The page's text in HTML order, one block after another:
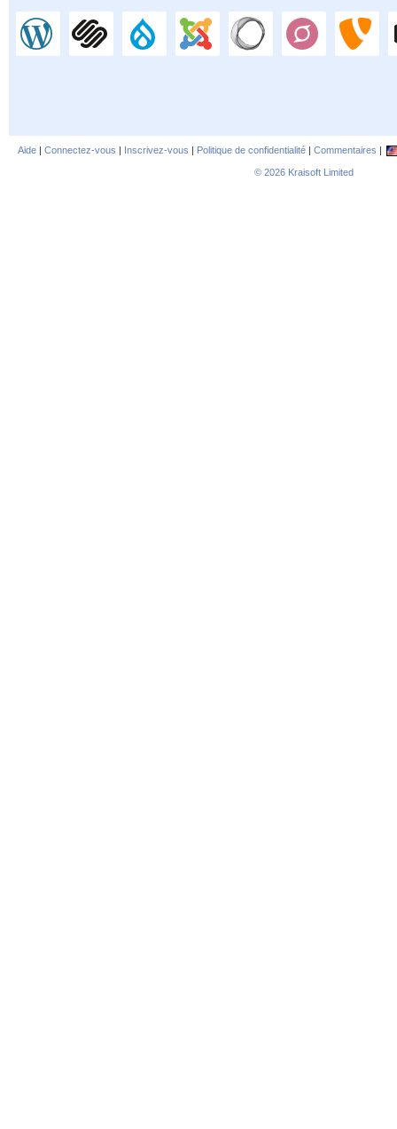
Aide | Connectez-vous | Inscrivez-vous | Politique de confidentialité | Commentaires |
© 2026 Kraisoft Limited